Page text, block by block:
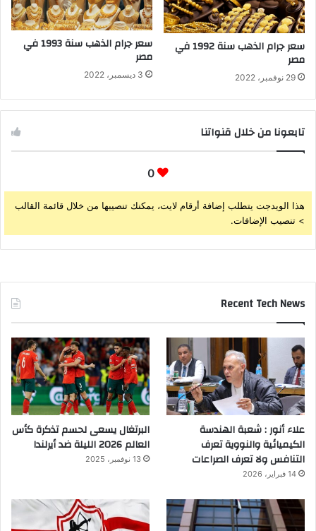
سعر جرام الذهب سنة 1992 في
مصر
29 نوفمبر، 2022
سعر جرام الذهب سنة 1993 في
مصر
3 ديسمبر، 2022
تابعونا من خلال قنواتنا
0
هذا الويدجت يتطلب إضافة أرقام لايت، يمكنك تنصيبها من خلال قائمة القالب
> تنصيب الإضافات.
Recent Tech News
علاء أنور : شعبة الهندسة
الكيميائية والنووية تعرف
التنافس ولا تعرف الصراعات
14 فبراير، 2026
البرتغال يسعى لحسم تذكرة كأس
العالم 2026 الليلة ضد أيرلندا
13 نوفمبر، 2025